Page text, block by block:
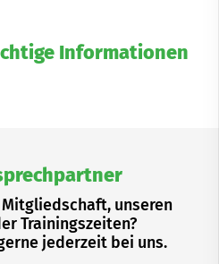
Informationen
Mitgliedschaft, unseren
Trainingszeiten?
jederzeit bei uns.